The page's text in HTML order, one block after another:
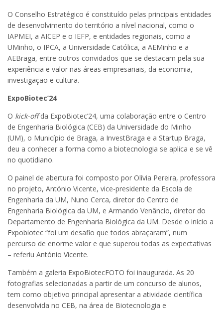
O Conselho Estratégico é constituído pelas principais entidades
de desenvolvimento do território a nível nacional, como o
IAPMEI, a AICEP e o IEFP, e entidades regionais, como a
UMinho, o IPCA, a Universidade Católica, a AEMinho e a
AEBraga, entre outros convidados que se destacam pela sua
experiência e valor nas áreas empresariais, da economia,
investigação e cultura.
ExpoBiotec’24
O kick-offda ExpoBiotec’24, uma colaboração entre o Centro
de Engenharia Biológica (CEB) da Universidade do Minho
(UM), o Município de Braga, a InvestBraga e a Startup Braga,
deu a conhecer a forma como a biotecnologia se aplica e se vê
no quotidiano.
O painel de abertura foi composto por Olívia Pereira, professora
no projeto, António Vicente, vice-presidente da Escola de
Engenharia da UM, Nuno Cerca, diretor do Centro de
Engenharia Biológica da UM, e Armando Venâncio, diretor do
Departamento de Engenharia Biológica da UM. Desde o início a
Expobiotec “foi um desafio que todos abraçaram”, num
percurso de enorme valor e que superou todas as expectativas
– referiu António Vicente.
Também a galeria ExpoBiotecFOTO foi inaugurada. As 20
fotografias selecionadas a partir de um concurso de alunos,
tem como objetivo principal apresentar a atividade científica
desenvolvida no CEB, na área de Biotecnologia e